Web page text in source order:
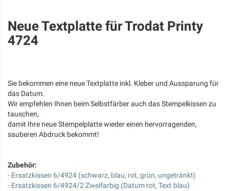
Neue Textplatte für Trodat Printy
4724
Sie bekommen eine neue Textplatte inkl. Kleber und Aussparung für
das Datum.
Wir empfehlen Ihnen beim Selbstfärber auch das Stempelkissen zu
tauschen,
damit Ihre neue Stempelplatte wieder einen hervorragenden,
sauberen Abdruck bekommt!
Zubehör:
- Ersatzkissen 6/4924 (schwarz, blau, rot, grün, ungetränkt)
- Ersatzkissen 6/4924/2 Zweifarbig (Datum rot, Text blau)